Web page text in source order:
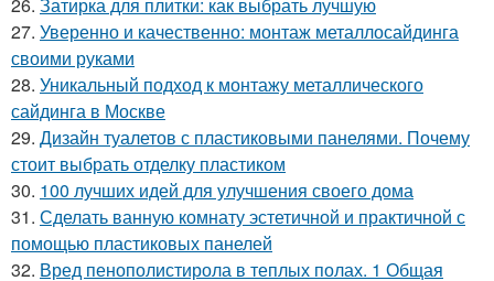
26. Затирка для плитки: как выбрать лучшую
27. Уверенно и качественно: монтаж металлосайдинга
своими руками
28. Уникальный подход к монтажу металлического
сайдинга в Москве
29. Дизайн туалетов с пластиковыми панелями. Почему
стоит выбрать отделку пластиком
30. 100 лучших идей для улучшения своего дома
31. Сделать ванную комнату эстетичной и практичной с
помощью пластиковых панелей
32. Вред пенополистирола в теплых полах. 1 Общая